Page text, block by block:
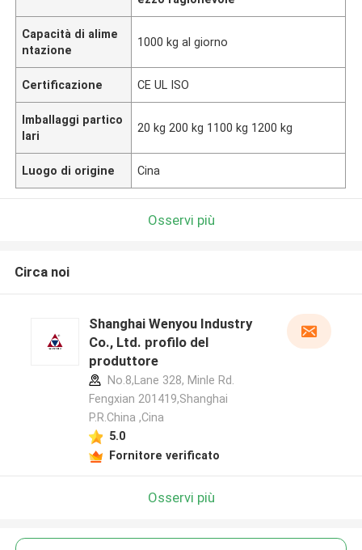
Capacità di alime
ntazione
1000 kg al giorno
Certificazione CE UL ISO
Imballaggi partico
lari
20 kg 200 kg 1100 kg 1200 kg
Luogo di origine Cina
Osservi più
Circa noi
Shanghai Wenyou Industry
Co., Ltd. profilo del
produttore
No.8,Lane 328, Minle Rd.
Fengxian 201419,Shanghai
P.R.China ,Cina
5.0
Fornitore verificato
Osservi più